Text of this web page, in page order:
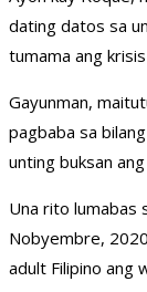
dating datos sa
tumama ang
Gayunman,
pagbaba sa
unting buksan
Una rito lumabas
Nobyembre,
adult Filipino ang